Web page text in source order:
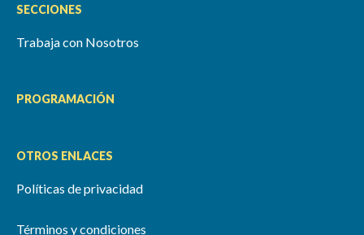
SECCIONES
Trabaja con Nosotros
PROGRAMACIÓN
OTROS ENLACES
Políticas de privacidad
Términos y condiciones